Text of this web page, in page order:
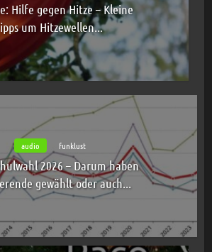
Hilfe gegen Hitze – Kleine
um Hitzewellen...
audio funklust
2026 – Darum haben
gewählt oder auch...